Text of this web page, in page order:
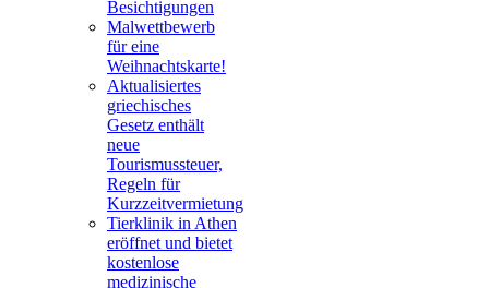
Besichtigungen
Malwettbewerb
für eine
Weihnachtskarte!
Aktualisiertes
griechisches
Gesetz enthält
neue
Tourismussteuer,
Regeln für
Kurzzeitvermietung
Tierklinik in Athen
eröffnet und bietet
kostenlose
medizinische